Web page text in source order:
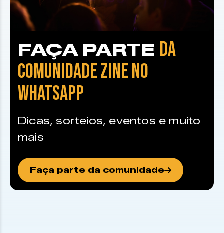
FAÇA PARTE DA
COMUNIDADE ZINE NO
WHATSAPP
Dicas, sorteios, eventos e muito
mais
Faça parte da comunidade